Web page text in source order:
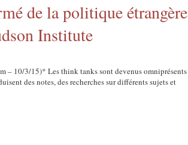
de la politique étrangère
Institute
– 10/3/15)* Les think tanks sont devenus omniprésents
des notes, des recherches sur différents sujets et